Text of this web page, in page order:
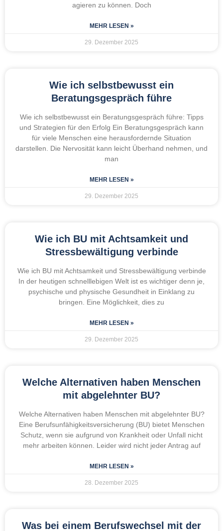
agieren zu können. Doch
MEHR LESEN »
29. Dezember 2025
Wie ich selbstbewusst ein
Beratungsgespräch führe
Wie ich selbstbewusst ein Beratungsgespräch führe: Tipps
und Strategien für den Erfolg Ein Beratungsgespräch kann
für viele Menschen eine herausfordernde Situation
darstellen. Die Nervosität kann leicht Überhand nehmen, und
man
MEHR LESEN »
29. Dezember 2025
Wie ich BU mit Achtsamkeit und
Stressbewältigung verbinde
Wie ich BU mit Achtsamkeit und Stressbewältigung verbinde
In der heutigen schnelllebigen Welt ist es wichtiger denn je,
psychische und physische Gesundheit in Einklang zu
bringen. Eine Möglichkeit, dies zu
MEHR LESEN »
29. Dezember 2025
Welche Alternativen haben Menschen
mit abgelehnter BU?
Welche Alternativen haben Menschen mit abgelehnter BU?
Eine Berufsunfähigkeitsversicherung (BU) bietet Menschen
Schutz, wenn sie aufgrund von Krankheit oder Unfall nicht
mehr arbeiten können. Leider wird nicht jeder Antrag auf
MEHR LESEN »
28. Dezember 2025
Was bei einem Berufswechsel mit der